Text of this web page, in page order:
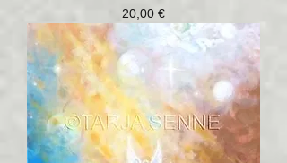
Hinta
20,00 €